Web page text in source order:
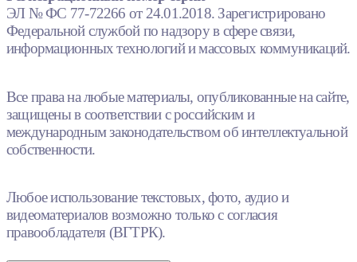
ЭЛ № ФС 77-72266 от 24.01.2018. Зарегистрировано
Федеральной службой по надзору в сфере связи,
информационных технологий и массовых коммуникаций.
Все права на любые материалы, опубликованные на сайте,
защищены в соответствии с российским и
международным законодательством об интеллектуальной
собственности.
Любое использование текстовых, фото, аудио и
видеоматериалов возможно только с согласия
правообладателя (ВГТРК).